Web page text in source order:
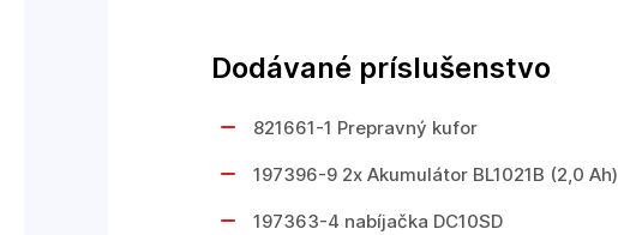
Dodávané príslušenstvo
821661-1 Prepravný kufor
197396-9 2x Akumulátor BL1021B (2,0 Ah)
197363-4 nabíjačka DC10SD